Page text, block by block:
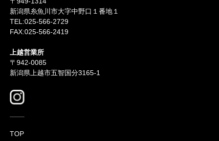
新潟県糸魚川市大字中野口１番地１
TEL:025-566-2729
FAX:025-566-2419
上越営業所
〒942-0085
新潟県上越市五智国分3165-1
TOP